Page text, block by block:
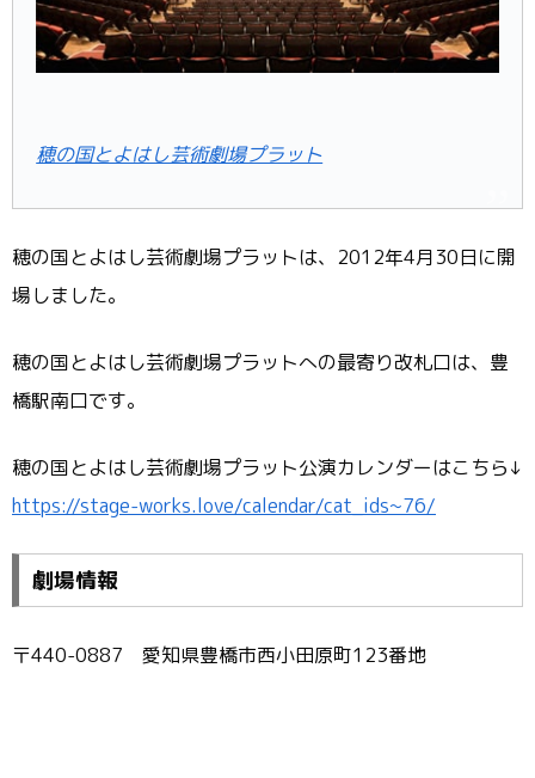
穂の国とよはし芸術劇場プラット
穂の国とよはし芸術劇場プラットは、2012年4月30日に開
場しました。
穂の国とよはし芸術劇場プラットへの最寄り改札口は、豊
橋駅南口です。
穂の国とよはし芸術劇場プラット公演カレンダーはこちら↓
https://stage-works.love/calendar/cat_ids~76/
劇場情報
〒440-0887 愛知県豊橋市西小田原町123番地